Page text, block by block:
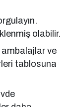
olabilir.
ambalajlar ve
tablosuna